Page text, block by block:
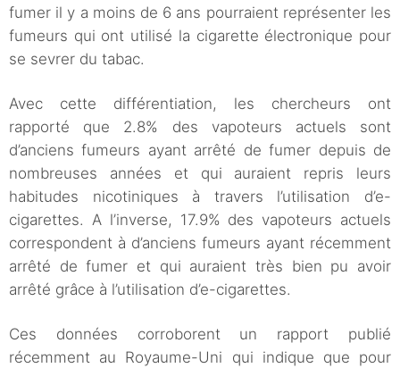
fumer il y a moins de 6 ans pourraient représenter les
fumeurs qui ont utilisé la cigarette électronique pour
se sevrer du tabac.
Avec cette différentiation, les chercheurs ont
rapporté que 2.8% des vapoteurs actuels sont
d’anciens fumeurs ayant arrêté de fumer depuis de
nombreuses années et qui auraient repris leurs
habitudes nicotiniques à travers l’utilisation d’e-
cigarettes. A l’inverse, 17.9% des vapoteurs actuels
correspondent à d’anciens fumeurs ayant récemment
arrêté de fumer et qui auraient très bien pu avoir
arrêté grâce à l’utilisation d’e-cigarettes.
Ces données corroborent un rapport publié
récemment au Royaume-Uni qui indique que pour